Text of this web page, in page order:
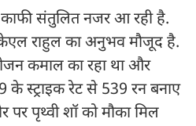
संतुलित नजर आ रही है.
राहुल का अनुभव मौजूद है.
कमाल का रहा था और
के स्ट्राइक रेट से 539 रन बनाए
पर पृथ्वी शॉ को मौका मिल